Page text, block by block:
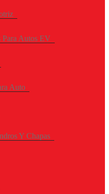
Para Autos EV
Auto
Y Chapas